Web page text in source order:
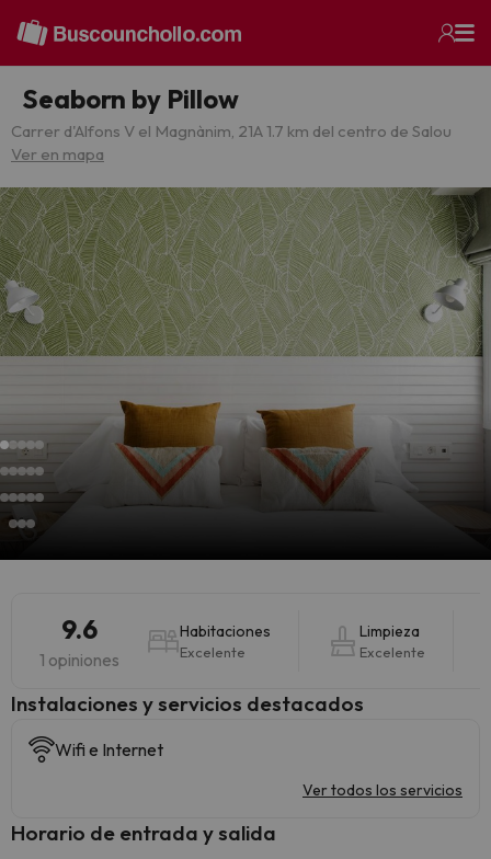
Seaborn by Pillow
Carrer d'Alfons V el Magnànim, 21A 1.7 km del centro de Salou
Ver en mapa
9.6
1 opiniones
Habitaciones
Excelente
Limpieza
Excelente
Instalaciones y servicios destacados
Wifi e Internet
Ver todos los servicios
Horario de entrada y salida